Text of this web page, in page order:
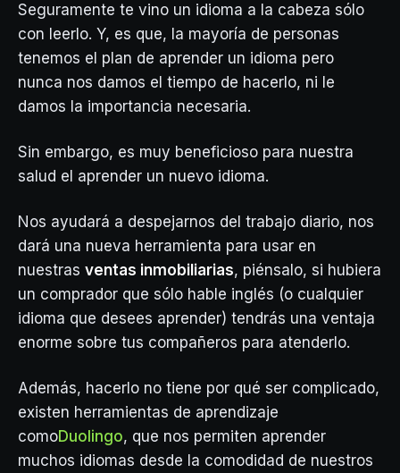
Seguramente te vino un idioma a la cabeza sólo
con leerlo. Y, es que, la mayoría de personas
tenemos el plan de aprender un idioma pero
nunca nos damos el tiempo de hacerlo, ni le
damos la importancia necesaria.
Sin embargo, es muy beneficioso para nuestra
salud el aprender un nuevo idioma.
Nos ayudará a despejarnos del trabajo diario, nos
dará una nueva herramienta para usar en
nuestras ventas inmobiliarias, piénsalo, si hubiera
un comprador que sólo hable inglés (o cualquier
idioma que desees aprender) tendrás una ventaja
enorme sobre tus compañeros para atenderlo.
Además, hacerlo no tiene por qué ser complicado,
existen herramientas de aprendizaje
comoDuolingo, que nos permiten aprender
muchos idiomas desde la comodidad de nuestros